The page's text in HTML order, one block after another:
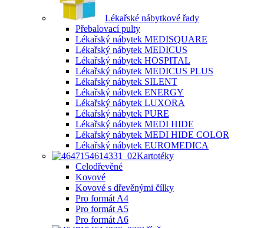
Lékařské nábytkové řady
Přebalovací pulty
Lékařský nábytek MEDISQUARE
Lékařský nábytek MEDICUS
Lékařský nábytek HOSPITAL
Lékařský nábytek MEDICUS PLUS
Lékařský nábytek SILENT
Lékařský nábytek ENERGY
Lékařský nábytek LUXORA
Lékařský nábytek PURE
Lékařský nábytek MEDI HIDE
Lékařský nábytek MEDI HIDE COLOR
Lékařský nábytek EUROMEDICA
Kartotéky
Celodřevěné
Kovové
Kovové s dřevěnými čílky
Pro formát A4
Pro formát A5
Pro formát A6